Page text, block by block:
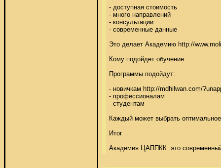
- доступная стоимость
- много направлений
- консультации
- современные данные
Это делает Академию http://
Кому подойдет обучение
Программы подойдут:
- новичкам http://mdhilwan.com/
- профессионалам
- студентам
Каждый может выбрать
Итог
Академия ЦАППКК  это современный